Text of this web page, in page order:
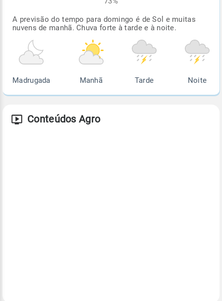
A previsão do tempo para domingo é de Sol e muitas
nuvens de manhã. Chuva forte à tarde e à noite.
Madrugada Manhã Tarde Noite
Conteúdos Agro